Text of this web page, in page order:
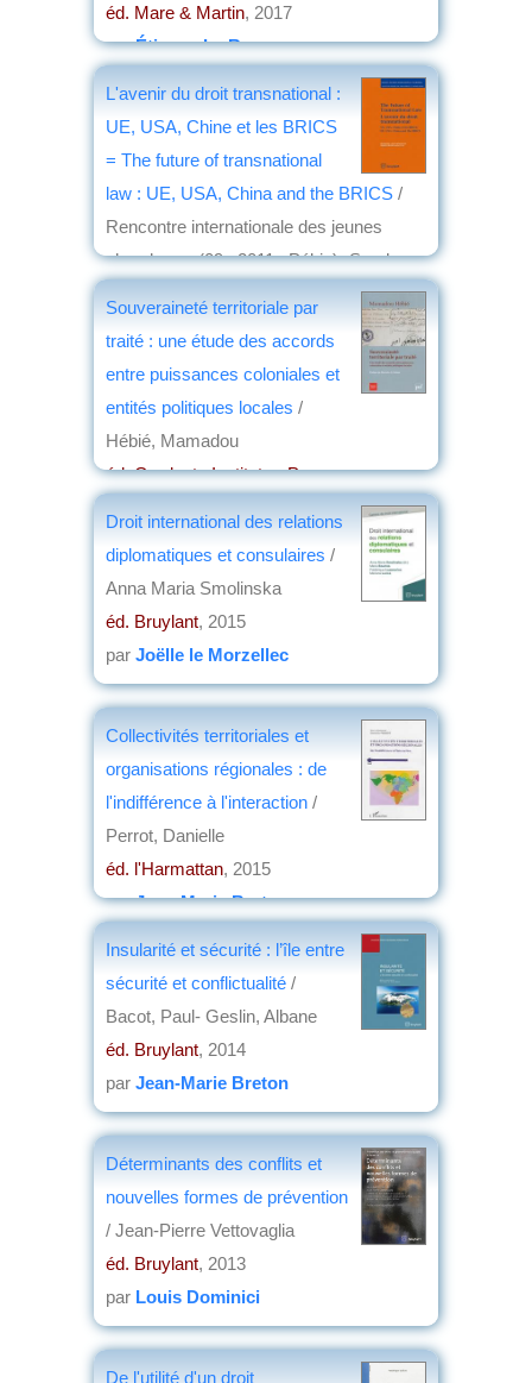
éd. Mare & Martin, 2017
parÉtienne Le Roy
L'avenir du droit transnational :
UE, USA, Chine et les BRICS
= The future of transnational
law : UE, USA, China and the BRICS /
Rencontre internationale des jeunes
chercheurs (09 ; 2011 ; Pékin)- Snyder,
Souveraineté territoriale par
traité : une étude des accords
entre puissances coloniales et
entités politiques locales /
Hébié, Mamadou
éd. Graduate Institute - Presses
Droit international des relations
diplomatiques et consulaires /
Anna Maria Smolinska
éd. Bruylant, 2015
par Joëlle le Morzellec
Collectivités territoriales et
organisations régionales : de
l'indifférence à l'interaction /
Perrot, Danielle
éd. l'Harmattan, 2015
parJean-Marie Breton
Insularité et sécurité : l’île entre
sécurité et conflictualité /
Bacot, Paul- Geslin, Albane
éd. Bruylant, 2014
par Jean-Marie Breton
Déterminants des conflits et
nouvelles formes de prévention
/ Jean-Pierre Vettovaglia
éd. Bruylant, 2013
par Louis Dominici
De l'utilité d'un droit